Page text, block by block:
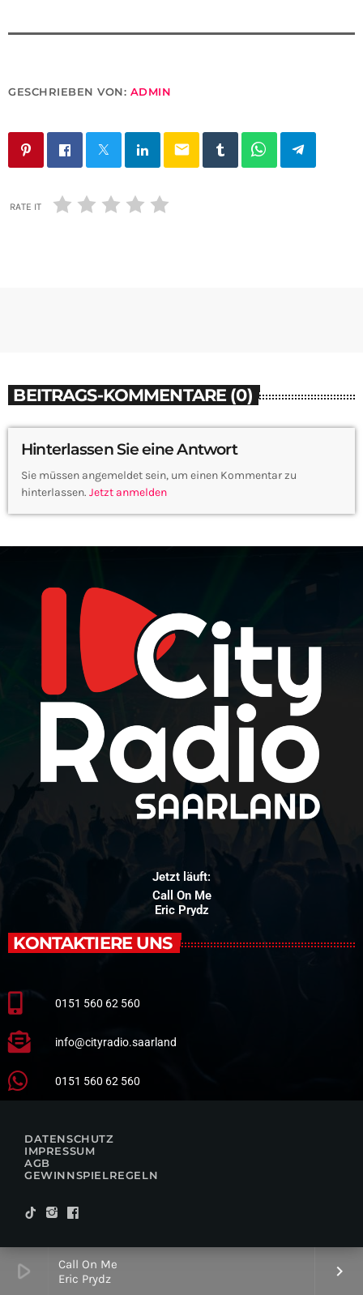
play_arrow
Call On Me
Eric Prydz
keyboard_arrow_right
GESCHRIEBEN VON: ADMIN
email
RATE IT
BEITRAGS-KOMMENTARE (0)
Hinterlassen Sie eine Antwort
Sie müssen angemeldet sein, um einen Kommentar zu
hinterlassen. Jetzt anmelden
Jetzt läuft:
Call On Me
Eric Prydz
KONTAKTIERE UNS
0151 560 62 560
info@cityradio.saarland
0151 560 62 560
DATENSCHUTZ
IMPRESSUM
AGB
GEWINNSPIELREGELN